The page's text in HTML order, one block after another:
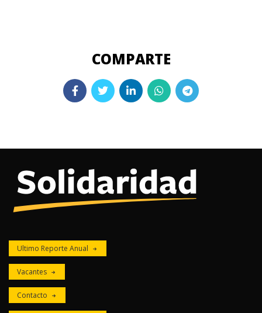
Ultimo Reporte Anual
Vacantes
Contacto